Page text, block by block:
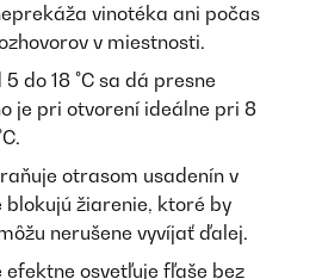
vinotéka ani počas
v miestnosti.
do 18 °C sa dá presne
je pri otvorení ideálne pri 8
otrasom usadenín v
blokujú žiarenie, ktoré by
nerušene vyvíjať ďalej.
efektne osvetľuje fľaše bez